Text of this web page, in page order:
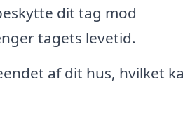
dit tag mod
tagets levetid.
af dit hus, hvilket